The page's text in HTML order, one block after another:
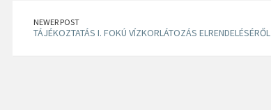
NEWER POST
TÁJÉKOZTATÁS I. FOKÚ VÍZKORLÁTOZÁS ELRENDELÉSÉRŐL